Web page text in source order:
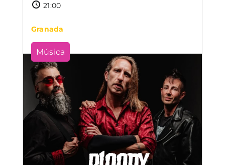
21:00
Granada
Música